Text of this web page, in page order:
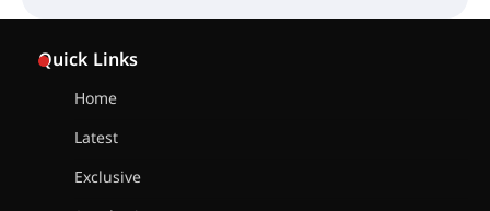
Quick Links
Home
Latest
Exclusive